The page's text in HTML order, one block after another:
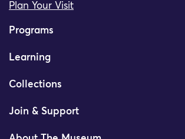
Plan Your Visit
Programs
Learning
Collections
Join & Support